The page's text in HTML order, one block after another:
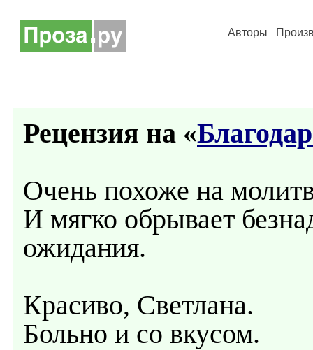
Авторы
Рецензия на «
Очень похоже на
И мягко обрывает
ожидания.
Красиво, Светлана.
Больно и со вкусом.